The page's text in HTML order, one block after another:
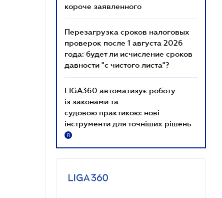
короче заявленного
Перезагрузка сроков налоговых
проверок после 1 августа 2026
года: будет ли исчисление сроков
давности "с чистого листа"?
LIGA360 автоматизує роботу
із законами та
судовою практикою: нові
інструменти для точніших рішень
R